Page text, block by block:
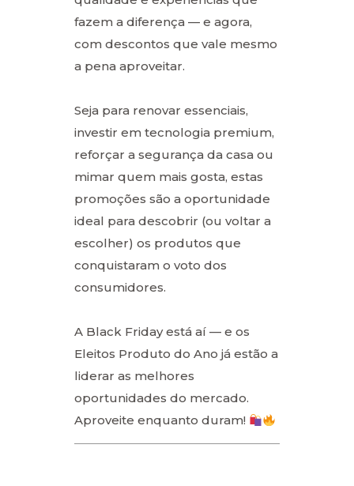
fazem a diferença — e agora,
com descontos que vale mesmo
a pena aproveitar.
Seja para renovar essenciais,
investir em tecnologia premium,
reforçar a segurança da casa ou
mimar quem mais gosta, estas
promoções são a oportunidade
ideal para descobrir (ou voltar a
escolher) os produtos que
conquistaram o voto dos
consumidores.
A Black Friday está aí — e os
Eleitos Produto do Ano já estão a
liderar as melhores
oportunidades do mercado.
Aproveite enquanto duram!